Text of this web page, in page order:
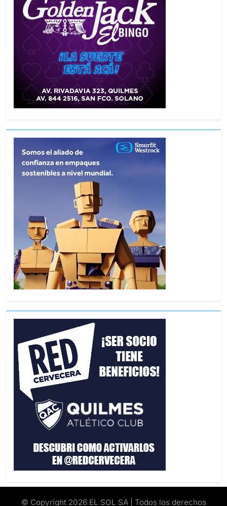
© Copyright 2026 EL SOL SA | Todos los derechos